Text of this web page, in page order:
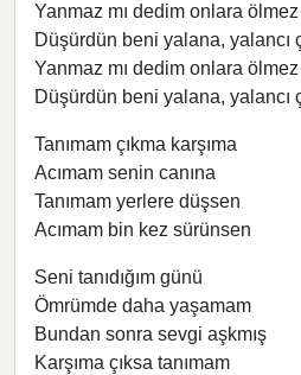
Yanmaz mı dedim onlara
Düşürdün beni yalana, yalancı
Yanmaz mı dedim onlara
Düşürdün beni yalana, yalancı
Tanımam çıkma karşıma
Acımam senin canına
Tanımam yerlere düşsen
Acımam bin kez sürünsen
Seni tanıdığım günü
Ömrümde daha yaşamam
Bundan sonra sevgi aşkmış
Karşıma çıksa tanımam